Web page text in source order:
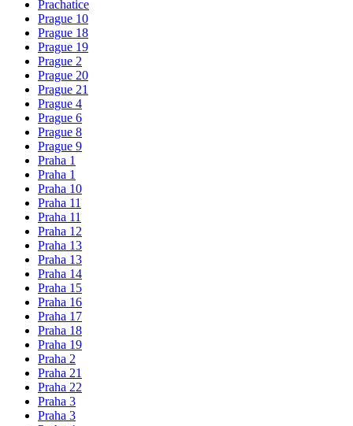
Prachatice
Prague 10
Prague 18
Prague 19
Prague 2
Prague 20
Prague 21
Prague 4
Prague 6
Prague 8
Prague 9
Praha 1
Praha 1
Praha 10
Praha 11
Praha 11
Praha 12
Praha 13
Praha 13
Praha 14
Praha 15
Praha 16
Praha 17
Praha 18
Praha 19
Praha 2
Praha 21
Praha 22
Praha 3
Praha 3